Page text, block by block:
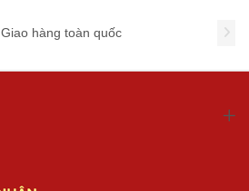
Giao hàng toàn quốc